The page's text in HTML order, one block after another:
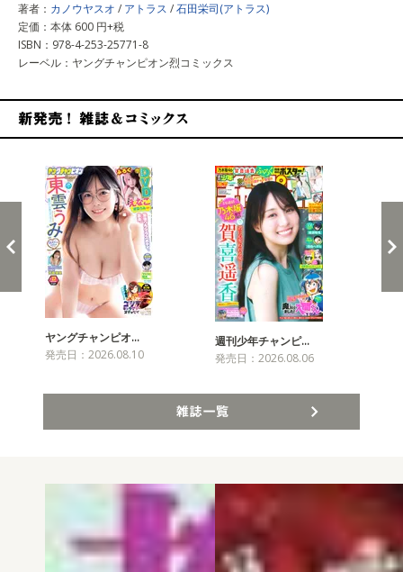
著者： カノウヤスオ / アトラス /石田栄司(アトラス)
定価：本体 600 円+税
ISBN：978-4-253-25771-8
レーベル：ヤングチャンピオン烈コミックス
ヤングチャンピオ…
発売日：2026.08.10
週刊少年チャンピ…
発売日：2026.08.06